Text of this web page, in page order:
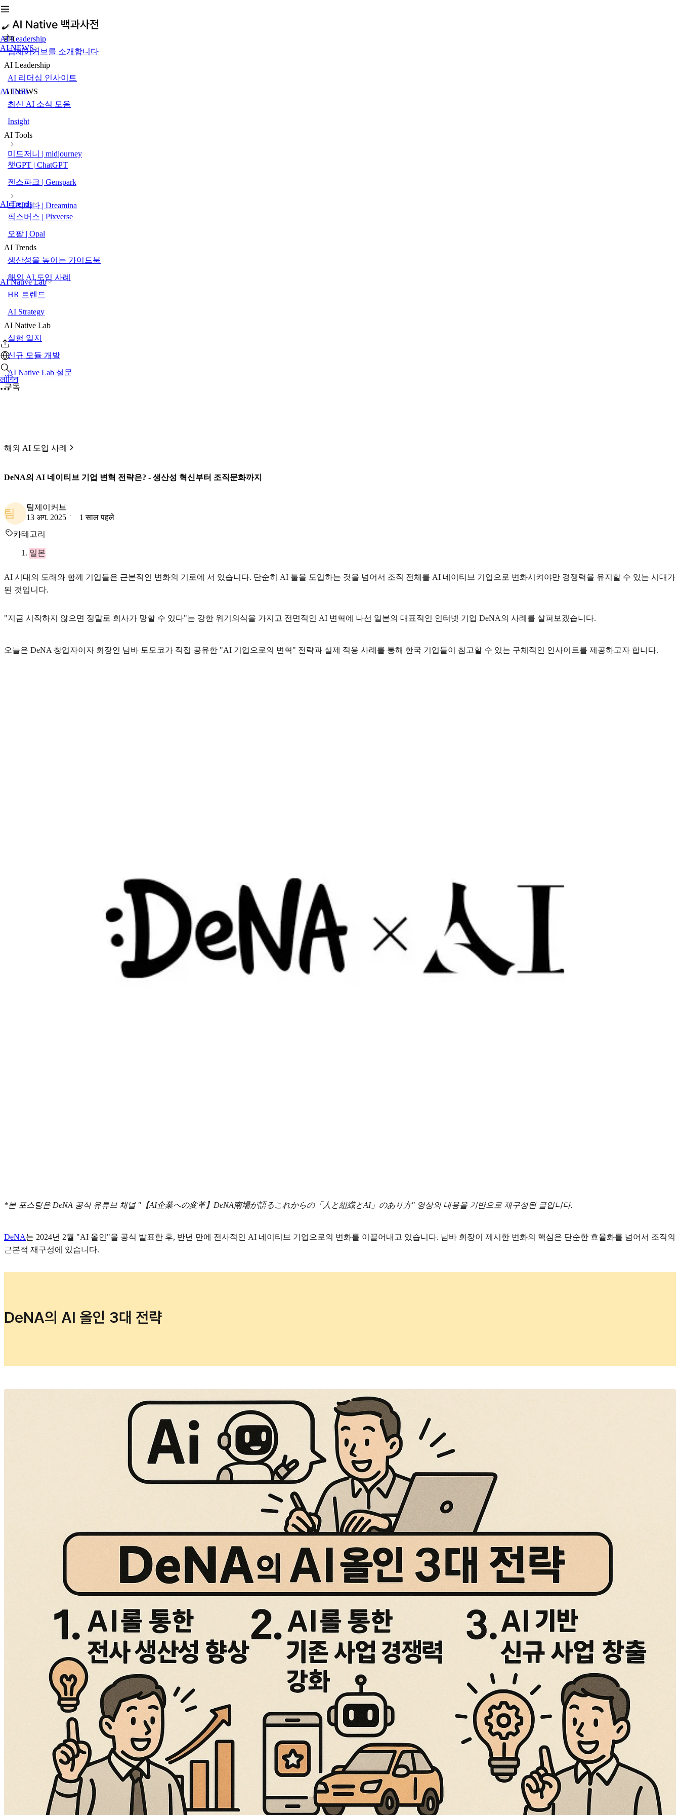
AI Leadership
AI NEWS
AI Tools
AI Trends
AI Native Lab
लॉगिन
होम
팀제이커브를 소개합니다
AI Leadership
AI 리더십 인사이트
AI NEWS
최신 AI 소식 모음
Insight
AI Tools
미드저니 | midjourney
챗GPT | ChatGPT
젠스파크 | Genspark
드리미나 | Dreamina
픽스버스 | Pixverse
오팔 | Opal
AI Trends
생산성을 높이는 가이드북
해외 AI 도입 사례
HR 트렌드
AI Strategy
AI Native Lab
실험 일지
신규 모듈 개발
AI Native Lab 설문
구독
해외 AI 도입 사례
DeNA의 AI 네이티브 기업 변혁 전략은? - 생산성 혁신부터 조직문화까지
팀
팀제이커브
13 अग. 2025
1 साल पहले
카테고리
일본
AI 시대의 도래와 함께 기업들은 근본적인 변화의 기로에 서 있습니다. 단순히 AI 툴을 도입하는 것을 넘어서 조직 전체를 AI 네이티브 기업으로 변화시켜야만 경쟁력을 유지할 수 있는 시대가
된 것입니다.
"지금 시작하지 않으면 정말로 회사가 망할 수 있다"는 강한 위기의식을 가지고 전면적인 AI 변혁에 나선 일본의 대표적인 인터넷 기업 DeNA의 사례를 살펴보겠습니다.
오늘은 DeNA 창업자이자 회장인 남바 토모코가 직접 공유한 "AI 기업으로의 변혁" 전략과 실제 적용 사례를 통해 한국 기업들이 참고할 수 있는 구체적인 인사이트를 제공하고자 합니다.
*본 포스팅은 DeNA 공식 유튜브 채널 "【AI企業への変革】DeNA南場が語るこれからの「人と組織とAI」のあり方" 영상의 내용을 기반으로 재구성된 글입니다.
DeNA는 2024년 2월 "AI 올인"을 공식 발표한 후, 반년 만에 전사적인 AI 네이티브 기업으로의 변화를 이끌어내고 있습니다. 남바 회장이 제시한 변화의 핵심은 단순한 효율화를 넘어서 조직의
근본적 재구성에 있습니다.
DeNA의 AI 올인 3대 전략